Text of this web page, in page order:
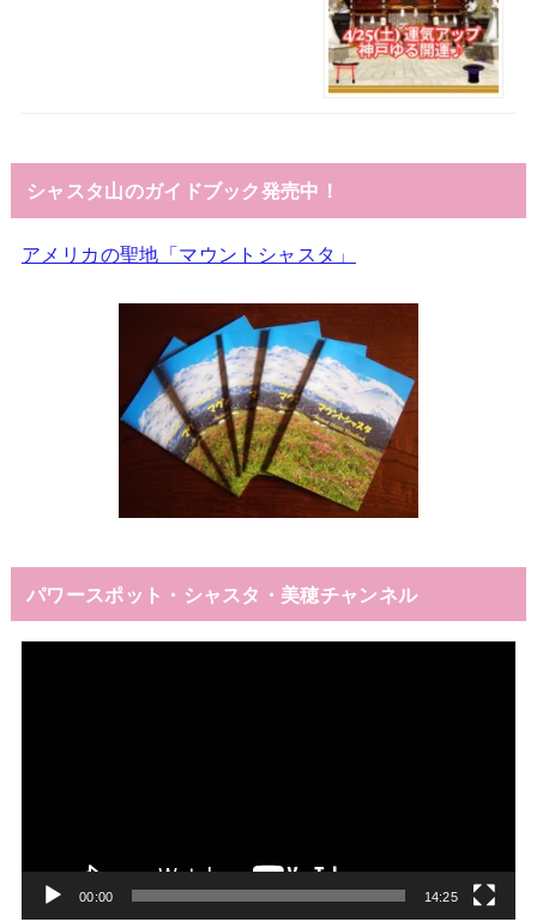
シャスタ山のガイドブック発売中！
アメリカの聖地「マウントシャスタ」
パワースポット・シャスタ・美穂チャンネル
00:00 14:25